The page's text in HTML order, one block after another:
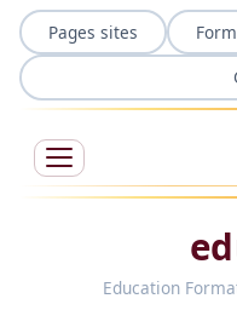
Pages sites
Education